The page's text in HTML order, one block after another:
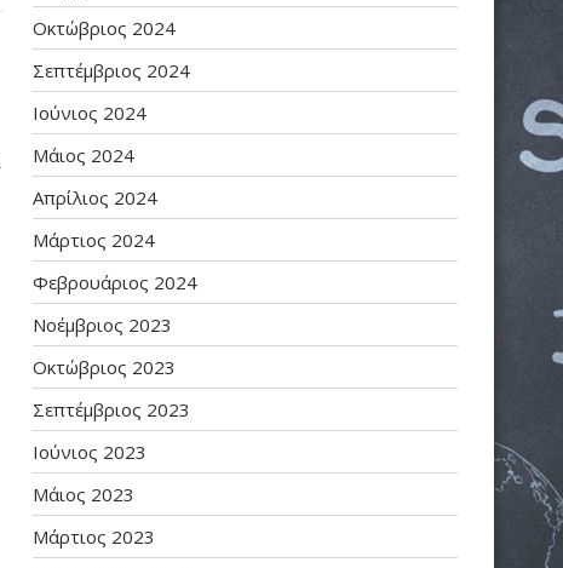
Οκτώβριος 2024
Σεπτέμβριος 2024
Ιούνιος 2024
Μάιος 2024
Απρίλιος 2024
Μάρτιος 2024
Φεβρουάριος 2024
Νοέμβριος 2023
Οκτώβριος 2023
Σεπτέμβριος 2023
Ιούνιος 2023
Μάιος 2023
Μάρτιος 2023